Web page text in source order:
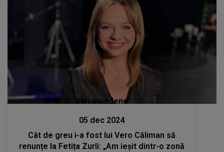
Stiri mondene
05 dec 2024
Cât de greu i-a fost lui Vero Căliman să
renunțe la Fetița Zurli: „Am ieșit dintr-o zonă